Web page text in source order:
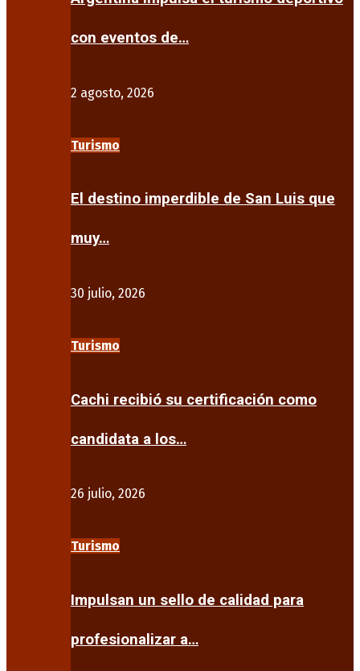
con eventos de…
2 agosto, 2026
Turismo
El destino imperdible de San Luis que
muy…
30 julio, 2026
Turismo
Cachi recibió su certificación como
candidata a los…
26 julio, 2026
Turismo
Impulsan un sello de calidad para
profesionalizar a…